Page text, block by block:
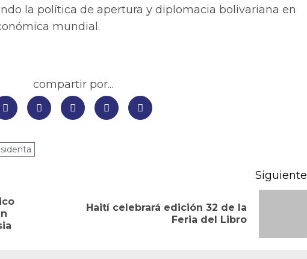
la política de apertura y diplomacia bolivariana en
mundial.
compartir por...
Entrada
Siguiente
Siguiente
Haití celebrará edición 32 de la
Feria del Libro